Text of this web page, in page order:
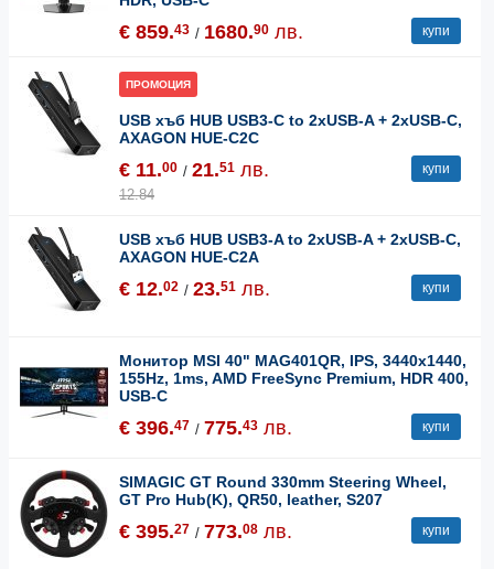
€ 859.43 / 1680.90 лв. купи
ПРОМОЦИЯ
USB хъб HUB USB3-C to 2xUSB-A + 2xUSB-C,
AXAGON HUE-C2C
€ 11.00 / 21.51 лв.
12.84
купи
USB хъб HUB USB3-A to 2xUSB-A + 2xUSB-C,
AXAGON HUE-C2A
€ 12.02 / 23.51 лв. купи
Монитор MSI 40" MAG401QR, IPS, 3440x1440,
155Hz, 1ms, AMD FreeSync Premium, HDR 400,
USB-C
€ 396.47 / 775.43 лв. купи
SIMAGIC GT Round 330mm Steering Wheel,
GT Pro Hub(K), QR50, leather, S207
€ 395.27 / 773.08 лв. купи